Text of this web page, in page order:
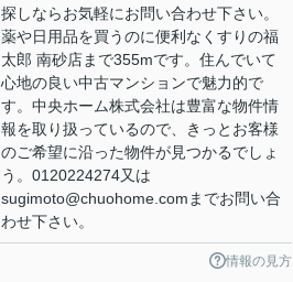
探しならお気軽にお問い合わせ下さい。
薬や日用品を買うのに便利なくすりの福
太郎 南砂店まで355mです。住んでいて
心地の良い中古マンションで魅力的で
す。中央ホーム株式会社は豊富な物件情
報を取り扱っているので、きっとお客様
のご希望に沿った物件が見つかるでしょ
う。0120224274又は
sugimoto@chuohome.comまでお問い合
わせ下さい。
情報の見方